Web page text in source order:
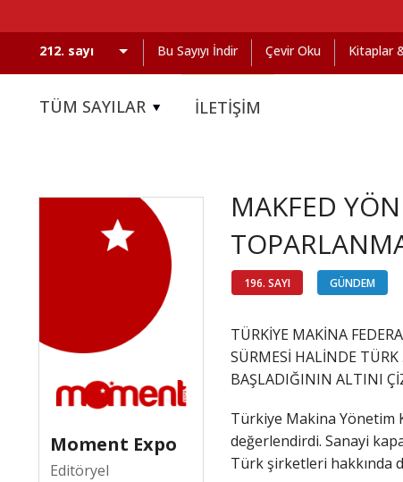
Bu Sayıyı İndir Çevir Oku Kitaplar
TÜM SAYILAR İLETİŞİM
Moment Expo
Editöryel
MAKFED
196. SAYI GÜNDEM
TÜRKİYE MAKİNA
SÜRMESİ HALİNDE TÜRK
BAŞLADIĞININ ALTINI
Türkiye Makina Yönetim
değerlendirdi. Sanayi
Türk şirketleri hakkında